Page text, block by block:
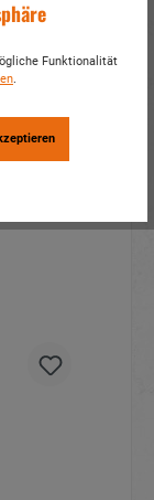
Funktionalität
.